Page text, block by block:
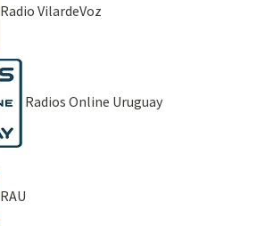
Radio VilardeVoz
Radios Online Uruguay
RAU